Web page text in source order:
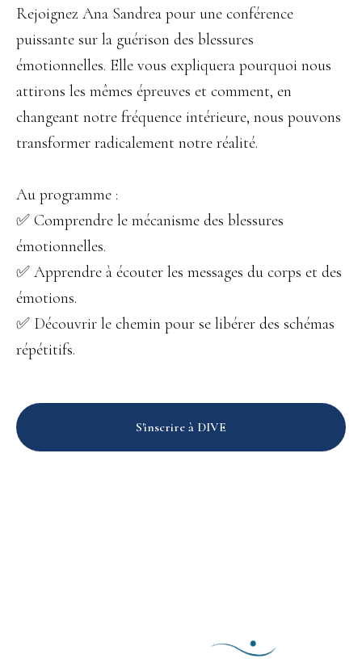
Rejoignez Ana Sandrea pour une conférence
puissante sur la guérison des blessures
émotionnelles. Elle vous expliquera pourquoi nous
attirons les mêmes épreuves et comment, en
changeant notre fréquence intérieure, nous pouvons
transformer radicalement notre réalité.
Au programme :
✅ Comprendre le mécanisme des blessures
émotionnelles.
✅ Apprendre à écouter les messages du corps et des
émotions.
✅ Découvrir le chemin pour se libérer des schémas
répétitifs.
S'inscrire à DIVE